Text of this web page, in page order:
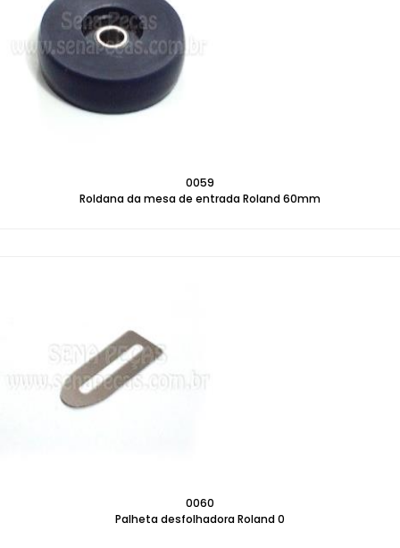
0059
Roldana da mesa de entrada Roland 60mm
0060
Palheta desfolhadora Roland 0